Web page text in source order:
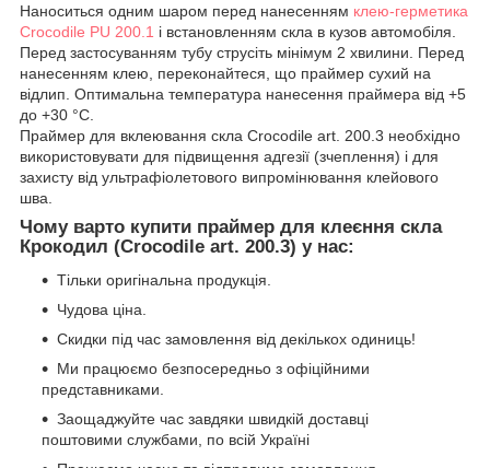
Наноситься одним шаром перед нанесенням клею-герметика
Crocodile PU 200.1 і встановленням скла в кузов автомобіля.
Перед застосуванням тубу струсіть мінімум 2 хвилини. Перед
нанесенням клею, переконайтеся, що праймер сухий на
відлип. Оптимальна температура нанесення праймера від +5
до +30 °C.
Праймер для вклеювання скла Crocodile art. 200.3 необхідно
використовувати для підвищення адгезії (зчеплення) і для
захисту від ультрафіолетового випромінювання клейового
шва.
Чому варто купити праймер для клеєння скла
Крокодил (Crocodile art. 200.3) у нас:
Тільки оригінальна продукція.
Чудова ціна.
Скидки під час замовлення від декількох одиниць!
Ми працюємо безпосередньо з офіційними
представниками.
Заощаджуйте час завдяки швидкій доставці
поштовими службами, по всій Україні